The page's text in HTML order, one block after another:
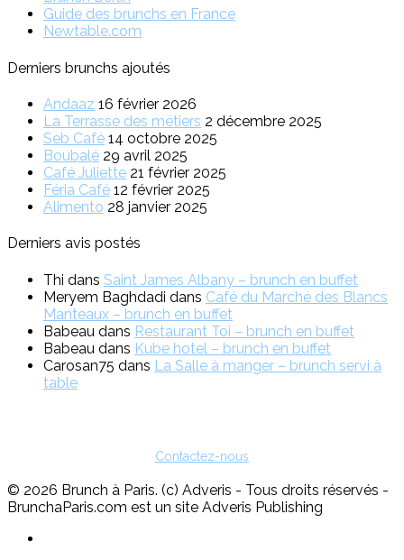
Guide des brunchs en France
Newtable.com
Derniers brunchs ajoutés
Andaaz 16 février 2026
La Terrasse des métiers 2 décembre 2025
Seb Café 14 octobre 2025
Boubalé 29 avril 2025
Café Juliette 21 février 2025
Féria Café 12 février 2025
Alimento 28 janvier 2025
Derniers avis postés
Thi dans Saint James Albany – brunch en buffet
Meryem Baghdadi dans Café du Marché des Blancs
Manteaux – brunch en buffet
Babeau dans Restaurant Toi – brunch en buffet
Babeau dans Kube hotel – brunch en buffet
Carosan75 dans La Salle à manger – brunch servi à
table
Contactez-nous
© 2026 Brunch à Paris. (c) Adveris - Tous droits réservés -
BrunchaParis.com est un site Adveris Publishing